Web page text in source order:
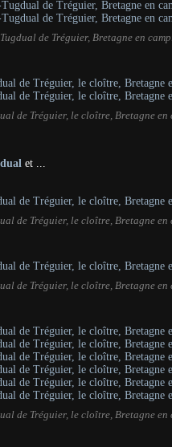
de Tréguier, Bretagne en
de Tréguier, le cloître, Bretagne en
et ...
de Tréguier, le cloître, Bretagne en
de Tréguier, le cloître, Bretagne en
de Tréguier, le cloître, Bretagne en